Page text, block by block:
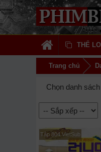
THỂ
Trang chủ
Chọn danh
Tập 804 VietSub